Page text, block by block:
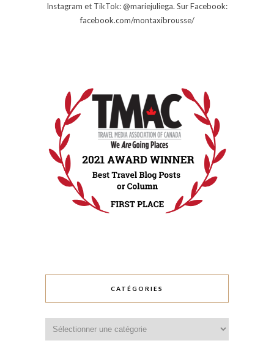
Instagram et TikTok: @mariejuliega. Sur Facebook:
facebook.com/montaxibrousse/
CATÉGORIES